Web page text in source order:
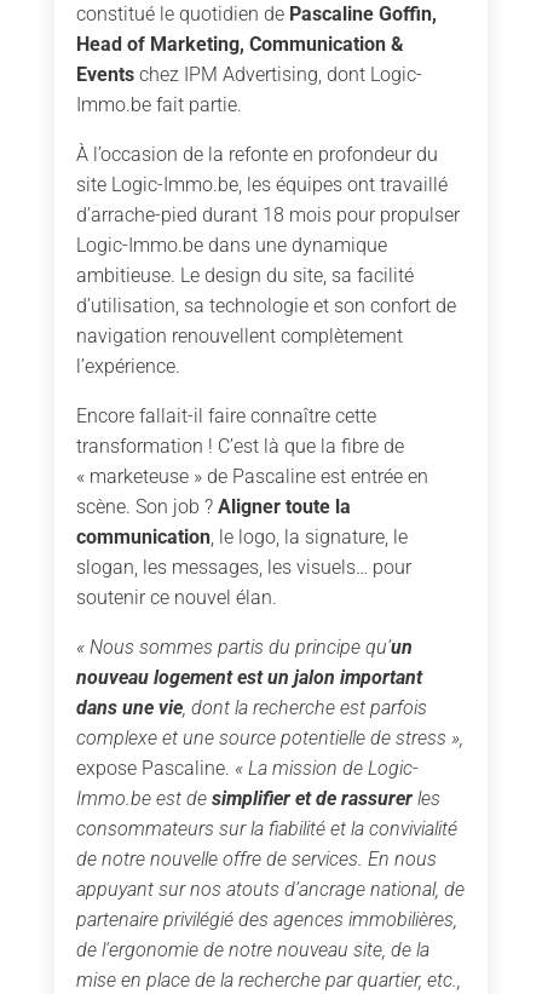
constitué le quotidien de Pascaline Goffin,
Head of Marketing, Communication &
Eventschez IPM Advertising, dont Logic-
Immo.be fait partie.
À l’occasion de la refonte en profondeur du
site Logic-Immo.be, les équipes ont travaillé
d’arrache-pied durant 18 mois pour propulser
Logic-Immo.be dans une dynamique
ambitieuse. Le design du site, sa facilité
d’utilisation, sa technologie et son confort de
navigation renouvellent complètement
l’expérience.
Encore fallait-il faire connaître cette
transformation ! C’est là que la fibre de
« marketeuse » de Pascaline est entrée en
scène. Son job ? Aligner toute la
communication, le logo, la signature, le
slogan, les messages, les visuels… pour
soutenir ce nouvel élan.
« Nous sommes partis du principe qu’un
nouveau logement est un jalon important
dans une vie, dont la recherche est parfois
complexe et une source potentielle de stress »,
expose Pascaline. « La mission de Logic-
Immo.be est de simplifier et de rassurerles
consommateurs sur la fiabilité et la convivialité
de notre nouvelle offre de services. En nous
appuyant sur nos atouts d’ancrage national, de
partenaire privilégié des agences immobilières,
de l’ergonomie de notre nouveau site, de la
mise en place de la recherche par quartier, etc.,